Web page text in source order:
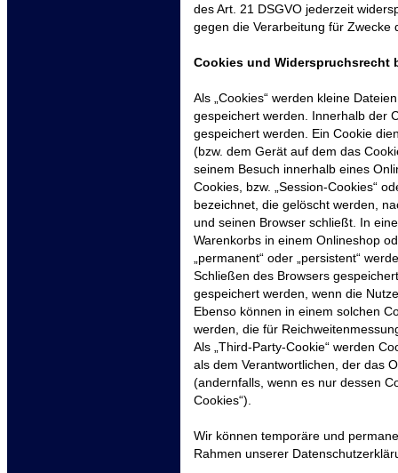
des Art. 21 DSGVO jederzeit
gegen die Verarbeitung für Zwecke
Cookies und Widerspruchsrecht
Als „Cookies“ werden kleine
gespeichert werden. Innerhalb der
gespeichert werden. Ein Cookie
(bzw. dem Gerät auf dem das
seinem Besuch innerhalb eines
Cookies, bzw. „Session-Cookies“
bezeichnet, die gelöscht werden,
und seinen Browser schließt. In
Warenkorbs in einem Onlineshop
„permanent“ oder „persistent“
Schließen des Browsers
gespeichert werden, wenn die
Ebenso können in einem solchen
werden, die für
Als „Third-Party-Cookie“ werden
als dem Verantwortlichen, der das
(andernfalls, wenn es nur dessen
Cookies“).
Wir können temporäre und
Rahmen unserer